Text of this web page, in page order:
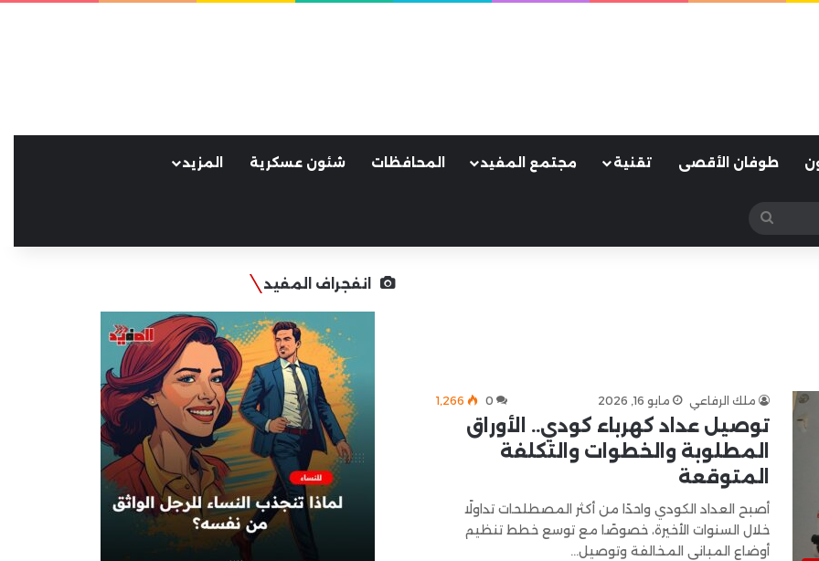
طوفان الأقصى تقنية مجتمع المفيد المحافظات شئون عسكرية المزيد
بحث
عن
ملك الرفاعي مايو 16, 2026 0 1٬266
توصيل عداد كهرباء كودي.. الأوراق
المطلوبة والخطوات والتكلفة
المتوقعة
أصبح العداد الكودي واحدًا من أكثر المصطلحات تداولًا
خلال السنوات الأخيرة، خصوصًا مع توسع خطط تنظيم
أوضاع المباني المخالفة وتوصيل…
انفجراف المفيد